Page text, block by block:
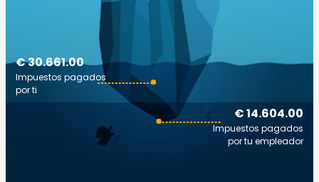
€ 14.604.00
Impuestos pagados
por tu empleador
€ 30.661.00
Impuestos pagados
por ti